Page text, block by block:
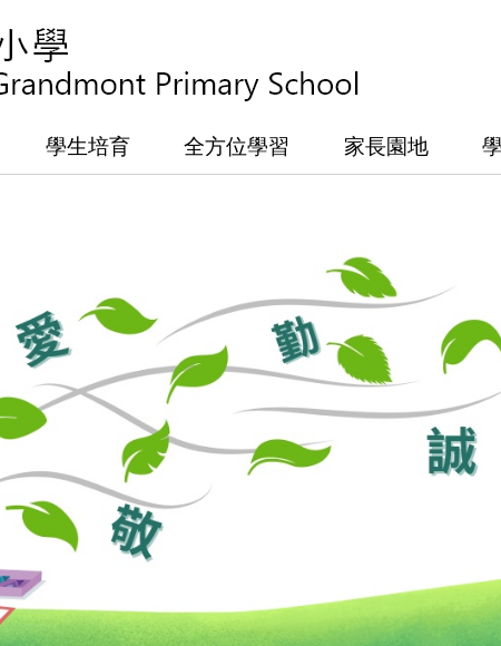
學生培育 全方位學習 家長園地